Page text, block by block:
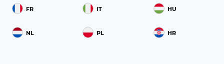
FR IT HU
NL PL HR